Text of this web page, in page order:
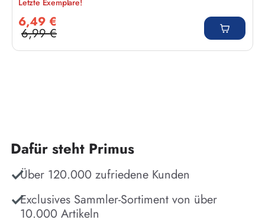
6,49 €
Regulärer Preis:
6,99 €
Dafür steht Primus
Über 120.000 zufriedene Kunden
Exclusives Sammler-Sortiment von über
10.000 Artikeln